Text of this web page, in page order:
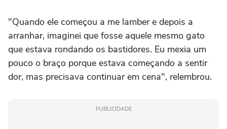
"Quando ele começou a me lamber e depois a
arranhar, imaginei que fosse aquele mesmo gato
que estava rondando os bastidores. Eu mexia um
pouco o braço porque estava começando a sentir
dor, mas precisava continuar em cena", relembrou.
PUBLICIDADE